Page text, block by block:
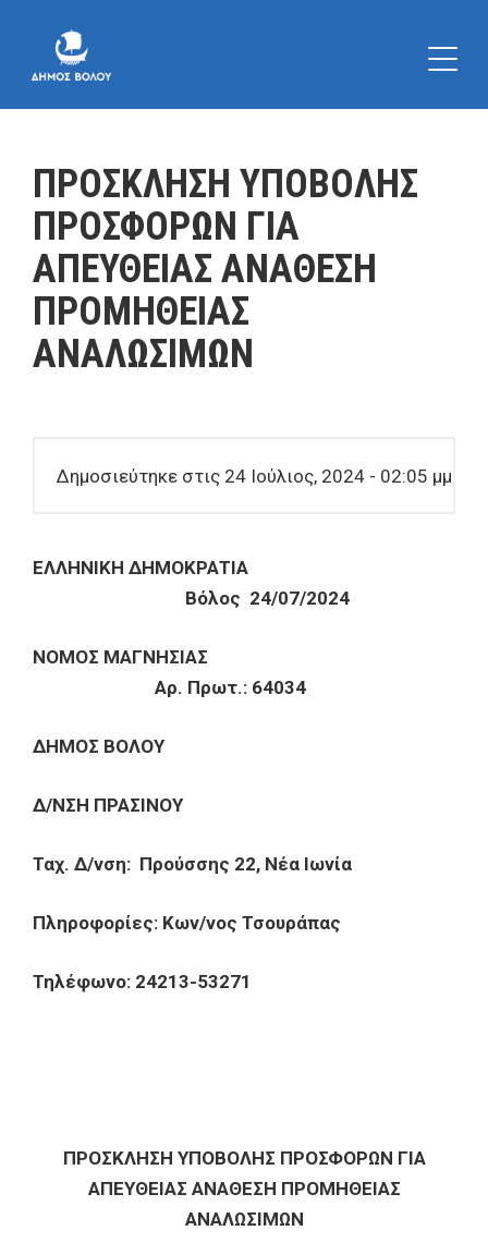
ΠΡΟΣΚΛΗΣΗ ΥΠΟΒΟΛΗΣ
ΠΡΟΣΦΟΡΩΝ ΓΙΑ
ΑΠΕΥΘΕΙΑΣ ΑΝΑΘΕΣΗ
ΠΡΟΜΗΘΕΙΑΣ
ΑΝΑΛΩΣΙΜΩΝ
Δημοσιεύτηκε στις 24 Ιούλιος, 2024 - 02:05 μμ
ΕΛΛΗΝΙΚΗ ΔΗΜΟΚΡΑΤΙΑ
Βόλος 24/07/2024
ΝΟΜΟΣ ΜΑΓΝΗΣΙΑΣ
Αρ. Πρωτ.: 64034
ΔΗΜΟΣ ΒΟΛΟΥ
Δ/ΝΣΗ ΠΡΑΣΙΝΟΥ
Ταχ. Δ/νση: Προύσσης 22, Νέα Ιωνία
Πληροφορίες: Κων/νος Τσουράπας
Τηλέφωνο: 24213-53271
ΠΡΟΣΚΛΗΣΗ ΥΠΟΒΟΛΗΣ ΠΡΟΣΦΟΡΩΝ ΓΙΑ
ΑΠΕΥΘΕΙΑΣ ΑΝΑΘΕΣΗ ΠΡΟΜΗΘΕΙΑΣ
ΑΝΑΛΩΣΙΜΩΝ